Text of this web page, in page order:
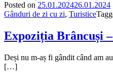
Posted on 25.01.202426.01.2024
Gânduri de zi cu zi, Turistice
Expoziția Brâncuși
Deși nu m-aș fi gândit când am
[…]